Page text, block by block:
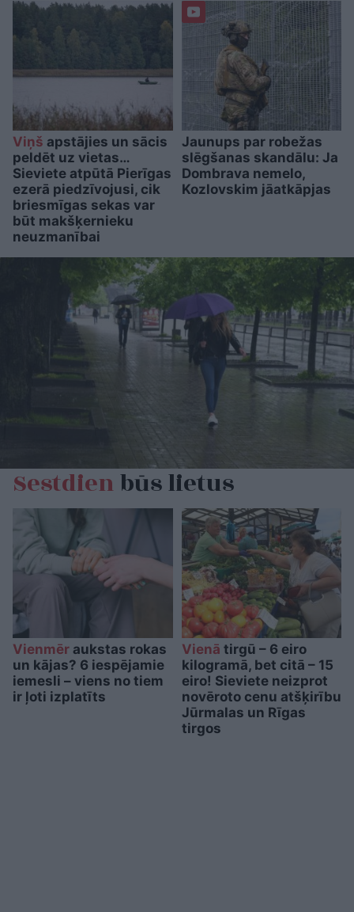
Viņš apstājies un sācis
peldēt uz vietas…
Sieviete atpūtā Pierīgas
ezerā piedzīvojusi, cik
briesmīgas sekas var
būt makšķernieku
neuzmanībai
Jaunups par robežas
slēgšanas skandālu: Ja
Dombrava nemelo,
Kozlovskim jāatkāpjas
Sestdienbūs lietus
Vienmēr aukstas rokas
un kājas? 6 iespējamie
iemesli – viens no tiem
ir ļoti izplatīts
Vienā tirgū – 6 eiro
kilogramā, bet citā – 15
eiro! Sieviete neizprot
novēroto cenu atšķirību
Jūrmalas un Rīgas
tirgos